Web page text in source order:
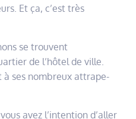
Et ça, c’est très
se trouvent
de l’hôtel de ville.
ses nombreux attrape-
avez l’intention d’aller